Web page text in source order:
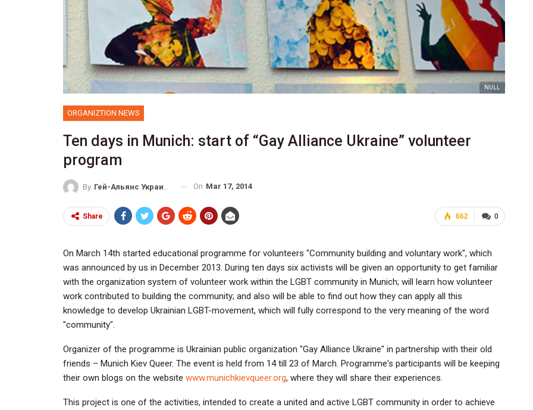
NULL
ORGANIZTION NEWS
Ten days in Munich: start of “Gay Alliance Ukraine” volunteer
program
By Гей-Альянс Украина On Mar 17, 2014
0
662
Share
On March 14th started educational programme for volunteers "Community building and voluntary work", which
was announced by us in December 2013. During ten days six activists will be given an opportunity to get familiar
with the organization system of volunteer work within the LGBT community in Munich; will learn how volunteer
work contributed to building the community; and also will be able to find out how they can apply all this
knowledge to develop Ukrainian LGBT-movement, which will fully correspond to the very meaning of the word
"community".
Organizer of the programme is Ukrainian public organization "Gay Alliance Ukraine" in partnership with their old
friends – Munich Kiev Queer. The event is held from 14 till 23 of March. Programme's participants will be keeping
their own blogs on the website www.munichkievqueer.org, where they will share their experiences.
This project is one of the activities, intended to create a united and active LGBT community in order to achieve